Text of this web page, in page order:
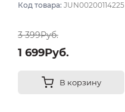
Код товара: JUN00200114225
3 399Руб.
1 699Руб.
В корзину